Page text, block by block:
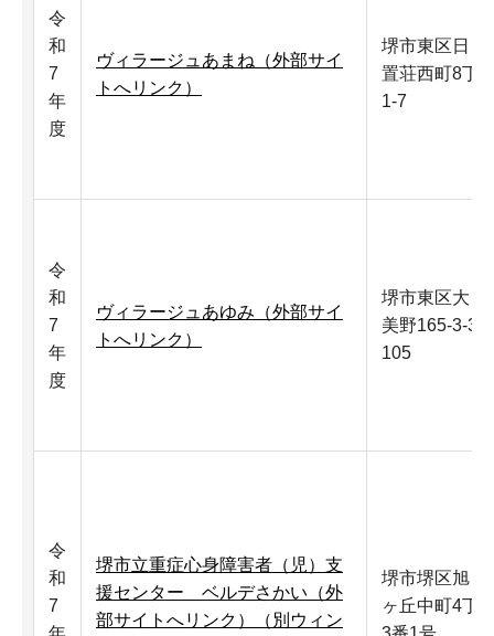
令
和
7
年
度
ヴィラージュあまね（外部サイ
トへリンク）
堺市東区日
置荘西町8丁
1-7
令
和
7
年
度
ヴィラージュあゆみ（外部サイ
トへリンク）
堺市東区大
美野165-3-3-
105
令
和
7
堺市立重症心身障害者（児）支
援センター ベルデさかい（外
部サイトへリンク）（別ウィン
堺市堺区旭
ヶ丘中町4丁